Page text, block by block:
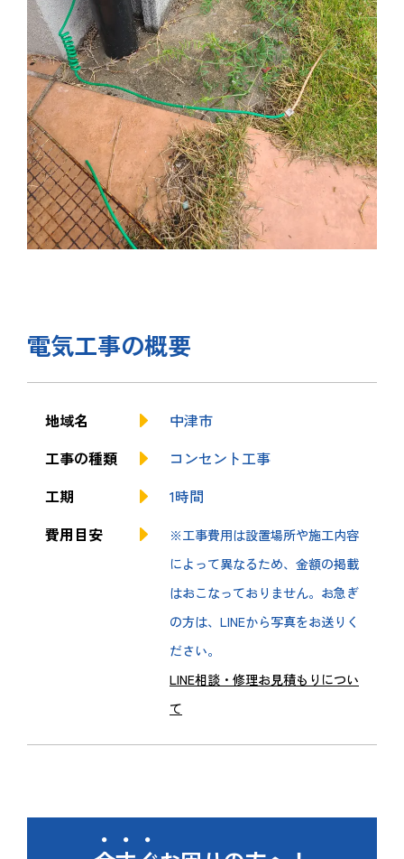
電気工事の概要
地域名
中津市
工事の種類
コンセント工事
工期
1時間
費用目安
※工事費用は設置場所や施工内容
によって異なるため、金額の掲載
はおこなっておりません。お急ぎ
の方は、LINEから写真をお送りく
ださい。
LINE相談・修理お見積もりについ
て